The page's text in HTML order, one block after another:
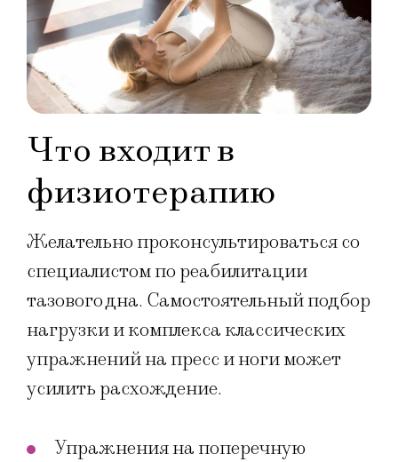
Что входит в
физиотерапию
Желательно проконсультироваться со
специалистом по реабилитации
тазового дна. Самостоятельный подбор
нагрузки и комплекса классических
упражнений на пресс и ноги может
усилить расхождение.
Упражнения на поперечную